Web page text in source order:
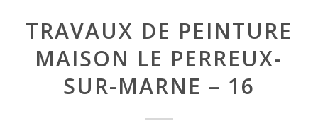
TRAVAUX DE PEINTURE
MAISON LE PERREUX-
SUR-MARNE – 16